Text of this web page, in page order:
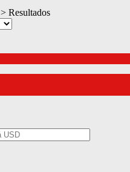
> Resultados